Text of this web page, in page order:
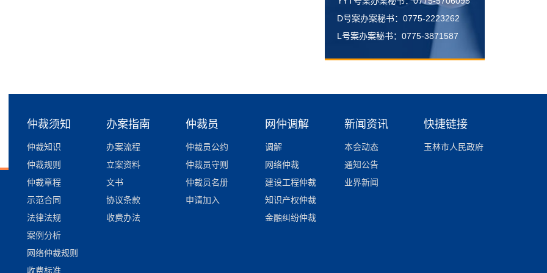
D号案办案秘书：0775-2223262
L号案办案秘书：0775-3871587
仲裁须知
仲裁知识
仲裁规则
仲裁章程
示范合同
法律法规
案例分析
网络仲裁规则
收费标准
办案指南
办案流程
立案资料
文书
协议条款
收费办法
仲裁员
仲裁员公约
仲裁员守则
仲裁员名册
申请加入
网仲调解
调解
网络仲裁
建设工程仲裁
知识产权仲裁
金融纠纷仲裁
新闻资讯
本会动态
通知公告
业界新闻
快捷链接
玉林市人民政府